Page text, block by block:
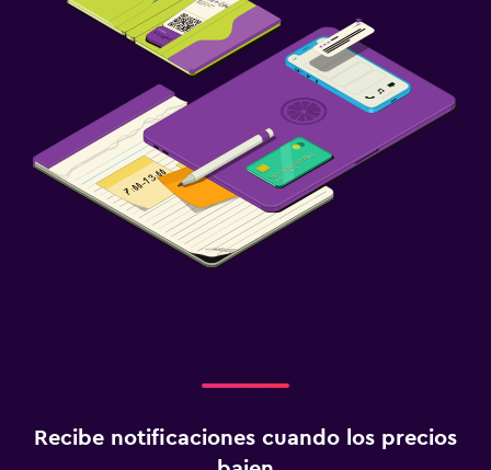
Recibe notificaciones cuando los precios